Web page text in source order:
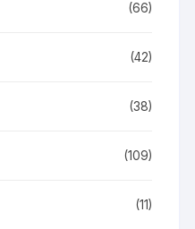
(66)
(42)
(38)
(109)
(11)